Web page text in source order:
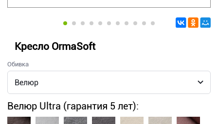
Кресло OrmaSoft
Обивка
Велюр Ultra (гарантия 5 лет):